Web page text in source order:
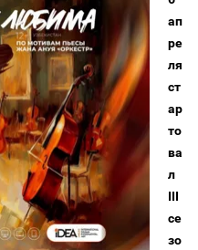
ап
ре
ля
ст
ар
то
ва
л
III
се
зо